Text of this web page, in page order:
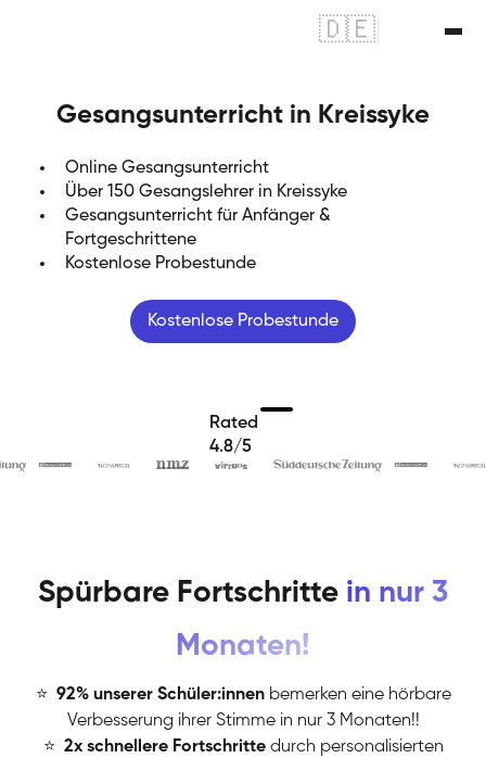
🇩🇪
Gesangsunterricht in Kreissyke
Online Gesangsunterricht
Über 150 Gesangslehrer in Kreissyke
Gesangsunterricht für Anfänger &
Fortgeschrittene
Kostenlose Probestunde
Kostenlose Probestunde
Rated
4.8/5
Spürbare Fortschritte in nur 3
Monaten!
⭐ 92% unserer Schüler:innen bemerken eine hörbare
Verbesserung ihrer Stimme in nur 3 Monaten!!
⭐ 2x schnellere Fortschritte durch personalisierten